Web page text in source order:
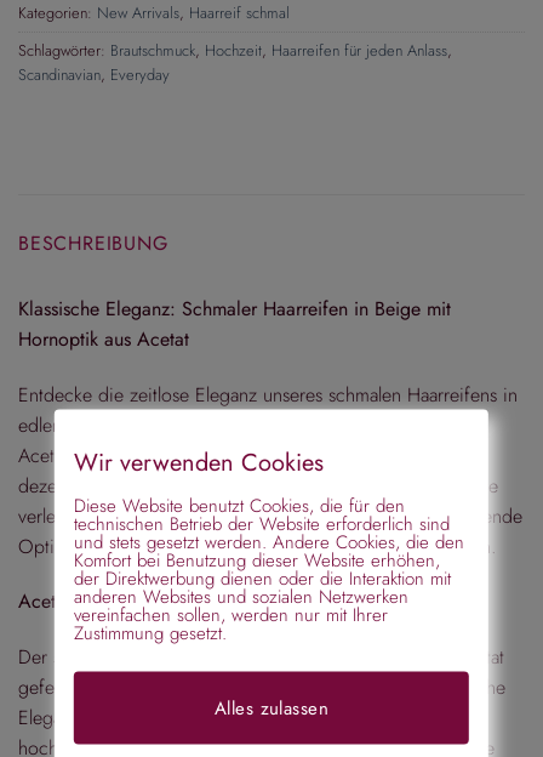
Kategorien: New Arrivals, Haarreif schmal
Schlagwörter: Brautschmuck, Hochzeit, Haarreifen für jeden Anlass,
Scandinavian, Everyday
BESCHREIBUNG
Klassische Eleganz: Schmaler Haarreifen in Beige mit
Hornoptik aus Acetat
Entdecke die zeitlose Eleganz unseres schmalen Haarreifens in
edlem Beige mit Hornoptik, gefertigt aus hochwertigem
Acetat. Mit einer Breite von 1 cm ist dieser Haarreifen ein
dezentes Accessoire, das deinem Look eine klassische Note
verleiht. Das Acetat-Material bietet nicht nur eine ansprechende
Optik, sondern auch individuelle Anpassungsmöglichkeiten.
Acetat: Stilvolle Vielseitigkeit
Der schmale Haarreifen in Beige mit Hornoptik ist aus Acetat
gefertigt, einem vielseitigen Material, das für seine natürliche
Eleganz und flexible Anpassung bekannt ist. Dieses
hochwertige Material verleiht dem Haarreifen nicht nur eine
Wir verwenden Cookies
Diese Website benutzt Cookies, die für den
technischen Betrieb der Website erforderlich sind
und stets gesetzt werden. Andere Cookies, die den
Komfort bei Benutzung dieser Website erhöhen,
der Direktwerbung dienen oder die Interaktion mit
anderen Websites und sozialen Netzwerken
vereinfachen sollen, werden nur mit Ihrer
Zustimmung gesetzt.
Alles zulassen